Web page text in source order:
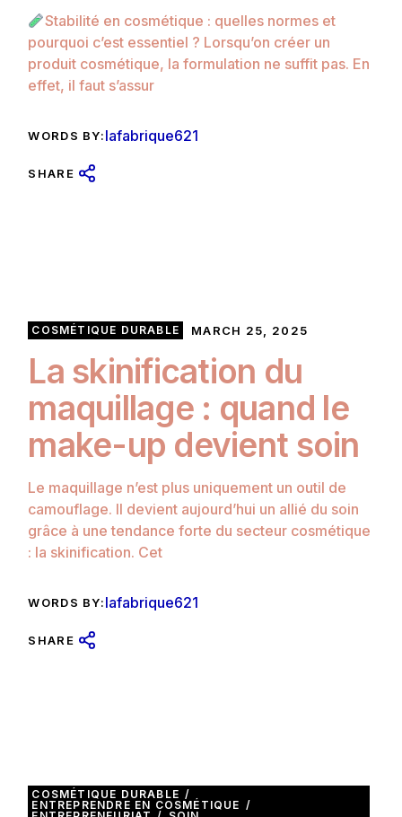
Stabilité en cosmétique : quelles normes et
pourquoi c’est essentiel ? Lorsqu’on créer un
produit cosmétique, la formulation ne suffit pas. En
effet, il faut s’assur
WORDS BY:lafabrique621
SHARE
COSMÉTIQUE DURABLE MARCH 25, 2025
La skinification du
maquillage : quand le
make-up devient soin
Le maquillage n’est plus uniquement un outil de
camouflage. Il devient aujourd’hui un allié du soin
grâce à une tendance forte du secteur cosmétique
: la skinification. Cet
WORDS BY:lafabrique621
SHARE
COSMÉTIQUE DURABLE
ENTREPRENDRE EN COSMÉTIQUE